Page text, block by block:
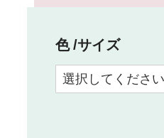
色 サイズ